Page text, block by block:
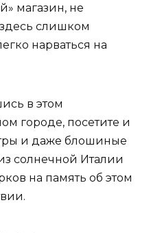
магазин, не
слишком
нарваться на
в этом
городе, посетите и
и даже блошиные
солнечной Италии
на память об этом